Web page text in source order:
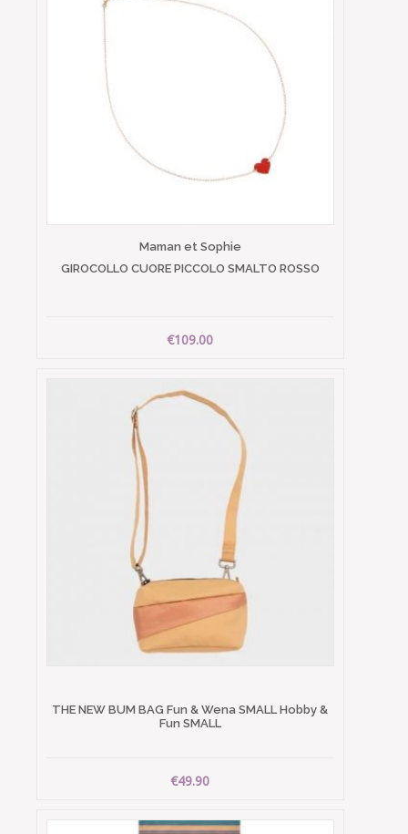
Maman et Sophie
GIROCOLLO CUORE PICCOLO SMALTO ROSSO
€109.00
THE NEW BUM BAG Fun & Wena SMALL Hobby &
Fun SMALL
€49.90